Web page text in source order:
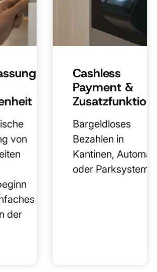
von
der
Cashless
Payment &
Bargeldloses
Bezahlen in
Kantinen,
oder